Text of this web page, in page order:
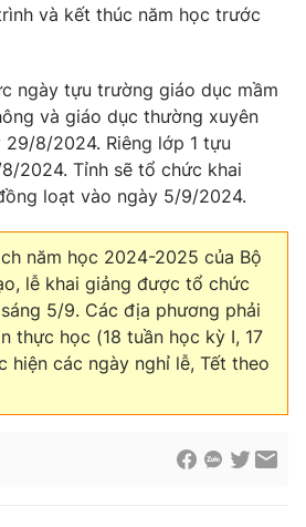
và kết thúc năm học trước
ngày tựu trường giáo dục mầm
và giáo dục thường xuyên
8/2024. Riêng lớp 1 tựu
2024. Tỉnh sẽ tổ chức khai
loạt vào ngày 5/9/2024.
năm học 2024-2025 của Bộ
lễ khai giảng được tổ chức
5/9. Các địa phương phải
thực học (18 tuần học kỳ I, 17
hiện các ngày nghỉ lễ, Tết theo